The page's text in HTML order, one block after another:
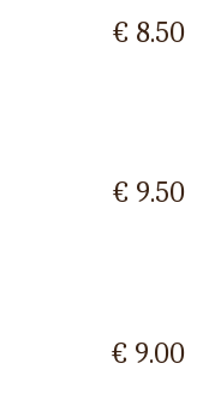
€ 8.50
€ 9.50
€ 9.00